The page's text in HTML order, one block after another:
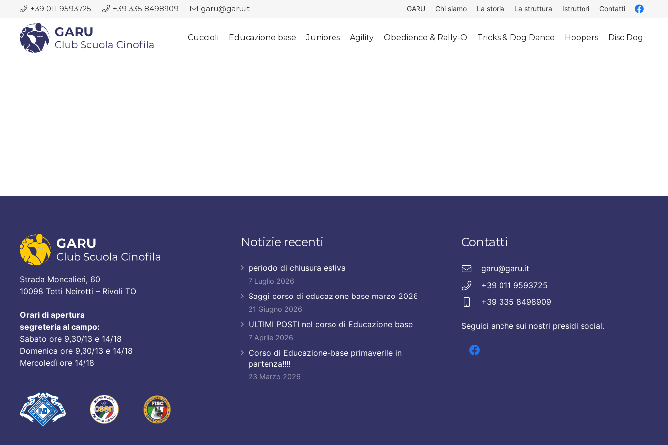
+39 011 9593725 +39 335 8498909 garu@garu.it GARU Chi siamo La storia La struttura Istruttori Contatti
Cuccioli Educazione base Juniores Agility Obedience & Rally-O Tricks & Dog Dance Hoopers Disc Dog
Strada Moncalieri, 60
10098 Tetti Neirotti – Rivoli TO
Orari di apertura
segreteria al campo:
Sabato ore 9,30/13 e 14/18
Domenica ore 9,30/13 e 14/18
Mercoledì ore 14/18
Notizie recenti
periodo di chiusura estiva
7 Luglio 2026
Saggi corso di educazione base marzo 2026
21 Giugno 2026
ULTIMI POSTI nel corso di Educazione base
7 Aprile 2026
Corso di Educazione-base primaverile in
partenza!!!!
23 Marzo 2026
Contatti
garu@garu.it
+39 011 9593725
+39 335 8498909
Seguici anche sui nostri presidi social.